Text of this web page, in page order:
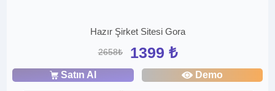
Hazır Şirket Sitesi Gora
2658₺ 1399 ₺
Satın Al Demo